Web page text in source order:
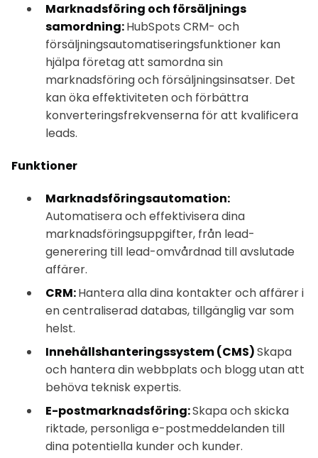
Marknadsföring och försäljnings
samordning:HubSpots CRM- och
försäljningsautomatiseringsfunktioner kan
hjälpa företag att samordna sin
marknadsföring och försäljningsinsatser. Det
kan öka effektiviteten och förbättra
konverteringsfrekvenserna för att kvalificera
leads.
Funktioner
Marknadsföringsautomation:
Automatisera och effektivisera dina
marknadsföringsuppgifter, från lead-
generering till lead-omvårdnad till avslutade
affärer.
CRM:Hantera alla dina kontakter och affärer i
en centraliserad databas, tillgänglig var som
helst.
Innehållshanteringssystem (CMS)Skapa
och hantera din webbplats och blogg utan att
behöva teknisk expertis.
E-postmarknadsföring:Skapa och skicka
riktade, personliga e-postmeddelanden till
dina potentiella kunder och kunder.